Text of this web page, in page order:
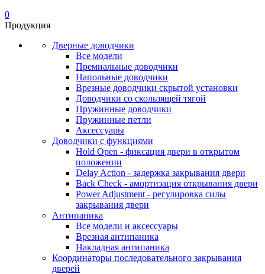
0
Продукция
Дверные доводчики
Все модели
Премиальные доводчики
Напольные доводчики
Врезные доводчики скрытой установки
Доводчики со скользящей тягой
Пружинные доводчики
Пружинные петли
Аксессуары
Доводчики с функциями
Hold Open - фиксация двери в открытом
положении
Delay Action - задержка закрывания двери
Back Check - амортизация открывания двери
Power Adjustment - регулировка силы
закрывания двери
Антипаника
Все модели и аксессуары
Врезная антипаника
Накладная антипаника
Координаторы последовательного закрывания
дверей